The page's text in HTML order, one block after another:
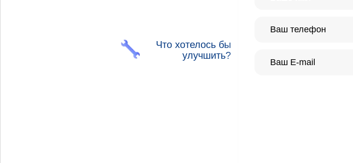
Что хотелось бы
улучшить?